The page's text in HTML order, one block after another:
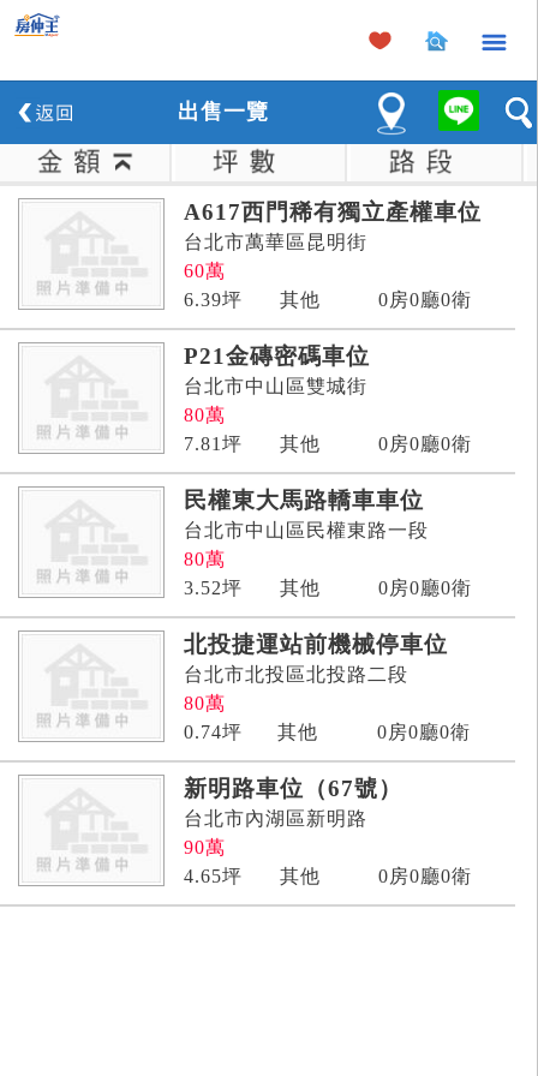
×
出售一覽
A617西門稀有獨立產權車位
台北市萬華區昆明街
60萬
6.39坪 其他 0房0廳0衛
P21金磚密碼車位
台北市中山區雙城街
80萬
7.81 坪 其他 0房0廳0衛
民權東大馬路轎車車位
台北市中山區民權東路一段
80萬
3.52坪 其他 0房0廳0衛
北投捷運站前機械停車位
台北市北投區北投路二段
80萬
0.74坪 其他 0房0廳0衛
新明路車位（67號）
台北市內湖區新明路
90萬
4.65坪 其他 0房0廳0衛